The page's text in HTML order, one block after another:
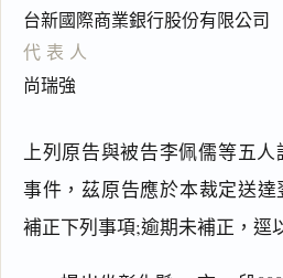
台新國際商業銀行股份有限公司
代表人
尚瑞強
上列原告與被告李佩儒等五
事件，茲原告應於本裁定送
補正下列事項;逾期未補正，逕